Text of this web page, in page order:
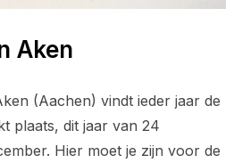
Aken
(Aachen) vindt ieder jaar de
plaats, dit jaar van 24
Hier moet je zijn voor de